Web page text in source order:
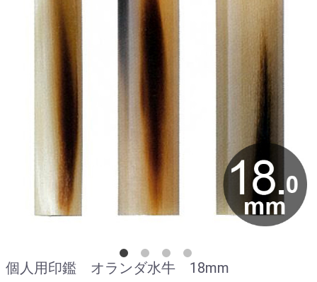
個人用印鑑 オランダ水牛 18mm